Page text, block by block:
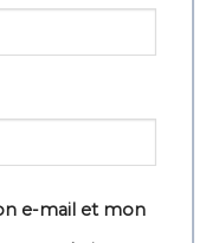
e-mail et mon